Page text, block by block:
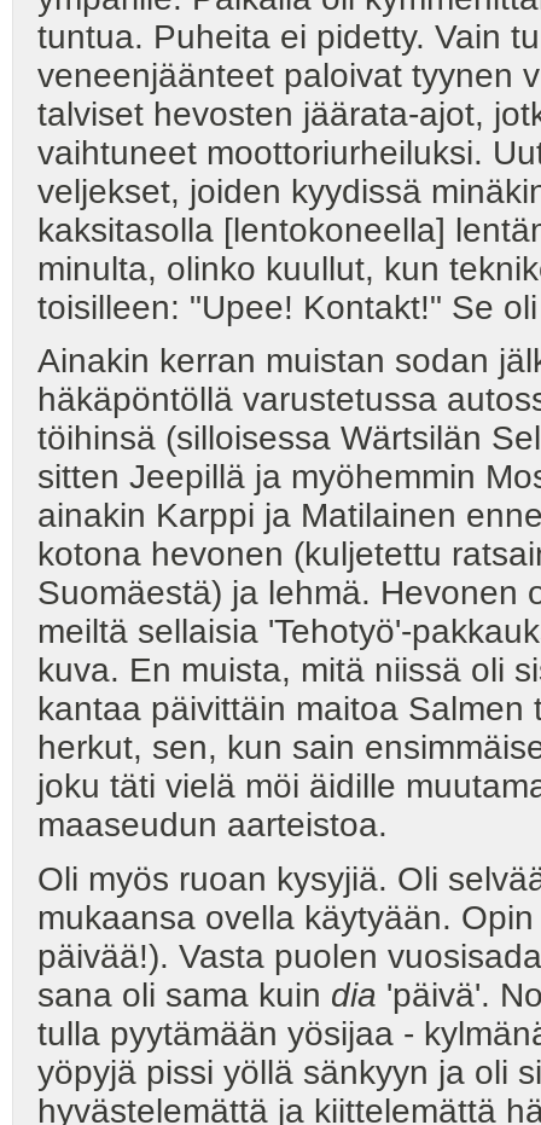
tuntua. Puheita ei pidetty. Vain
veneenjäänteet paloivat tyynen
talviset hevosten jäärata-ajot,
vaihtuneet moottoriurheiluksi.
veljekset, joiden kyydissä
kaksitasolla [lentokoneella]
minulta, olinko kuullut, kun
toisilleen: "Upee! Kontakt!" Se
Ainakin kerran muistan sodan
häkäpöntöllä varustetussa
töihinsä (silloisessa Wärtsilän
sitten Jeepillä ja myöhemmin
ainakin Karppi ja Matilainen
kotona hevonen (kuljetettu
Suomäestä) ja lehmä. Hevonen
meiltä sellaisia 'Tehotyö'-
kuva. En muista, mitä niissä oli
kantaa päivittäin maitoa
herkut, sen, kun sain
joku täti vielä möi äidille
maaseudun aarteistoa.
Oli myös ruoan kysyjiä. Oli
mukaansa ovella käytyään.
päivää!). Vasta puolen
sana oli sama kuin dia 'päivä'.
tulla pyytämään yösijaa -
yöpyjä pissi yöllä sänkyyn ja oli
hyvästelemättä ja kiittelemättä